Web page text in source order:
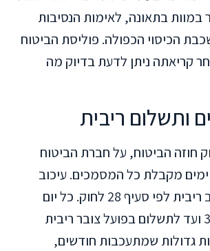
במוות בתאונה, לאימות הנסיבות
הכיסוי הכפולה. פוליסת הביטוח
קריאתה ניתן לדעת בדיוק מה
ותשלום ריבית
27 לחוק חוזה הביטוח, על חברת הביטוח
להשיב בתוך 30 ימים מקבלת כל המסמכים. עיכוב
מעבר לכך מחייב ריבית לפי סעיף 28 לחוק. כל יום
שעובר מיום ה-31 ועד לתשלום בפועל צובר ריבית
גדולות שמתעכבות חודשים,